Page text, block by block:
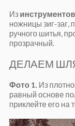
Из инструментов
ножницы зиг-заг,
ручного шитья,
прозрачный.
ДЕЛАЕМ
Фото 1. Из
равный основе
приклейте его на